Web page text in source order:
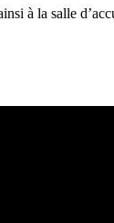
à la salle